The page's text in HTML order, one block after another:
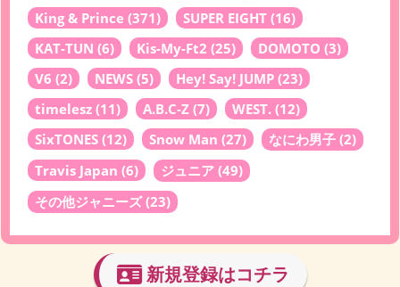
King & Prince (371) SUPER EIGHT (16)
KAT-TUN (6) Kis-My-Ft2 (25) DOMOTO (3)
V6 (2) NEWS (5) Hey! Say! JUMP (23)
timelesz (11) A.B.C-Z (7) WEST. (12)
SixTONES (12) Snow Man (27) なにわ男子 (2)
Travis Japan (6) ジュニア (49)
その他ジャニーズ(23)
新規登録はコチラ